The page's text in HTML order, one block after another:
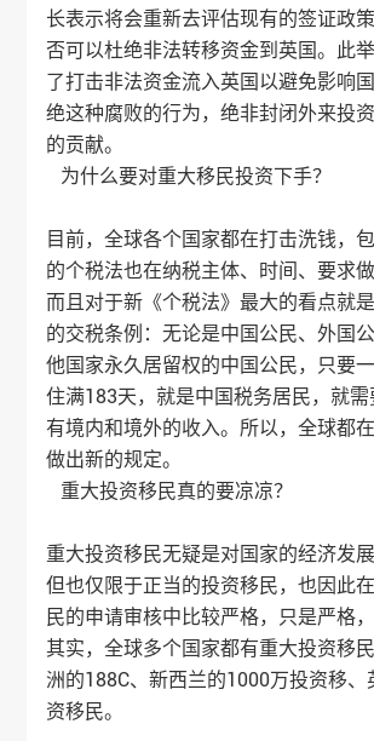
长表示将会重新去评估现有的签证政
否可以杜绝非法转移资金到英国。此
了打击非法资金流入英国以避免影响
绝这种腐败的行为，绝非封闭外来投
的贡献。
为什么要对重大移民投资下手？
目前，全球各个国家都在打击洗钱，
的个税法也在纳税主体、时间、要求做
而且对于新《个税法》最大的看点就
的交税条例：无论是中国公民、外国
他国家永久居留权的中国公民，只要
住满183天，就是中国税务居民，就
有境内和境外的收入。所以，全球都
做出新的规定。
重大投资移民真的要凉凉？
重大投资移民无疑是对国家的经济发展
但也仅限于正当的投资移民，也因此
民的申请审核中比较严格，只是严格，
其实，全球多个国家都有重大投资移
洲的188C、新西兰的1000万投资移、
资移民。